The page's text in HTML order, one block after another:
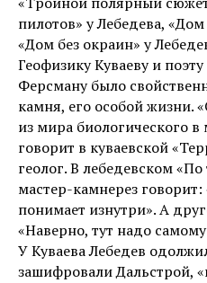
пилотов» у Лебедева,
«Дом без окраин» у
Геофизику Куваеву и
Ферсману было
камня, его особой жизни.
из мира биологического
говорит в куваевской
геолог. В лебедевском
мастер-камнерез
понимает изнутри». А
«Наверно, тут надо
У Куваева Лебедев
зашифровали Дальстрой,